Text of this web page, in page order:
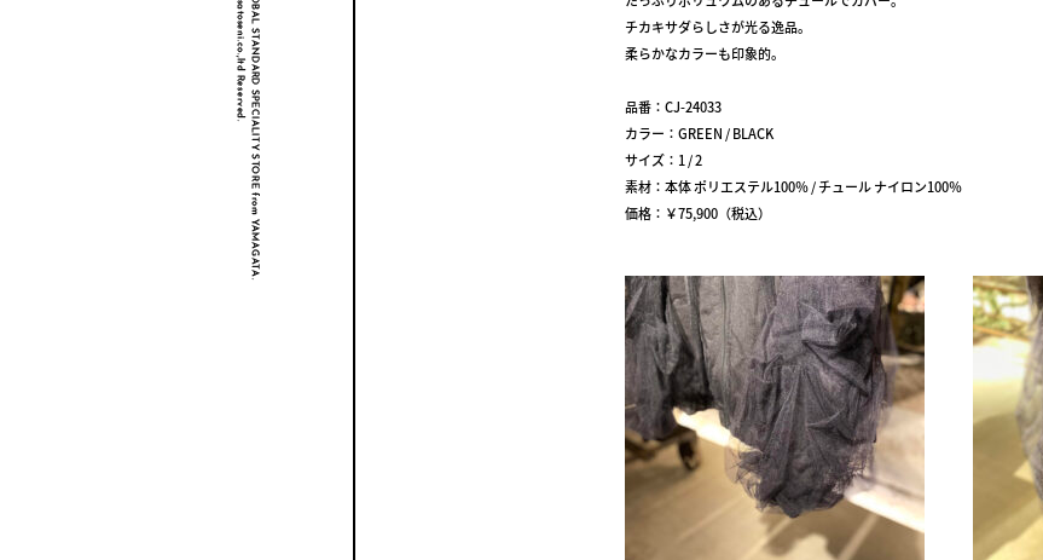
チカキサダらしさが光る逸品。
柔らかなカラーも印象的。
品番：CJ-24033
カラー：GREEN / BLACK
サイズ：1 / 2
素材：本体 ポリエステル100％ / チュール ナイロン100％
価格：￥75,900（税込）